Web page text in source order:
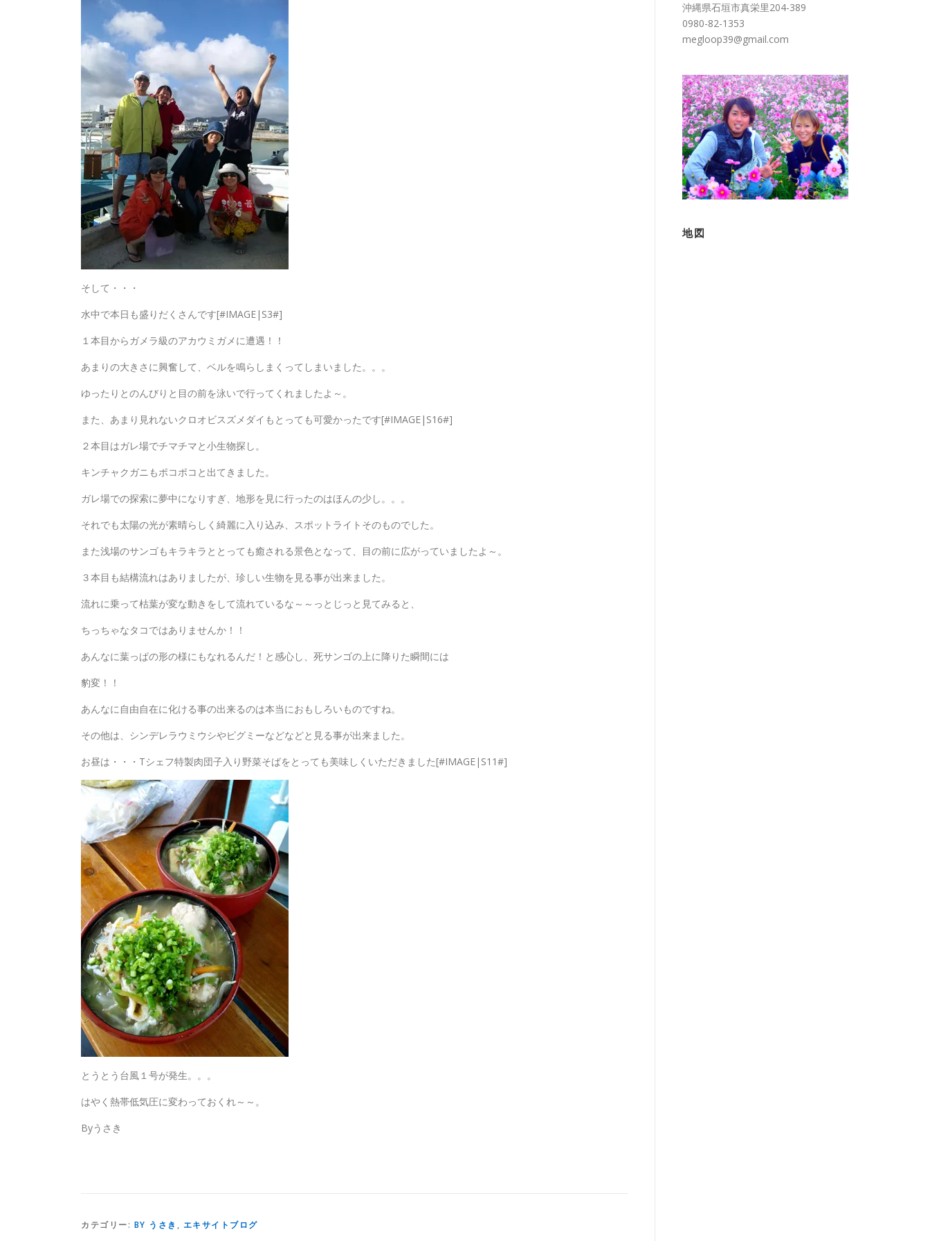
そして・・・
水中で本日も盛りだくさんです[#IMAGE|S3#]
１本目からガメラ級のアカウミガメに遭遇！！
あまりの大きさに興奮して、ベルを鳴らしまくってしまいました。。。
ゆったりとのんびりと目の前を泳いで行ってくれましたよ～。
また、あまり見れないクロオビスズメダイもとっても可愛かったです[#IMAGE|S16#]
２本目はガレ場でチマチマと小生物探し。
キンチャクガニもポコポコと出てきました。
ガレ場での探索に夢中になりすぎ、地形を見に行ったのはほんの少し。。。
それでも太陽の光が素晴らしく綺麗に入り込み、スポットライトそのものでした。
また浅場のサンゴもキラキラととっても癒される景色となって、目の前に広がっていましたよ～。
３本目も結構流れはありましたが、珍しい生物を見る事が出来ました。
流れに乗って枯葉が変な動きをして流れているな～～っとじっと見てみると、
ちっちゃなタコではありませんか！！
あんなに葉っぱの形の様にもなれるんだ！と感心し、死サンゴの上に降りた瞬間には
豹変！！
あんなに自由自在に化ける事の出来るのは本当におもしろいものですね。
その他は、シンデレラウミウシやピグミーなどなどと見る事が出来ました。
お昼は・・・Tシェフ特製肉団子入り野菜そばをとっても美味しくいただきました[#IMAGE|S11#]
とうとう台風１号が発生。。。
はやく熱帯低気圧に変わっておくれ～～。
Byうさき
カテゴリー: BY うさき , エキサイトブログ
沖縄県石垣市真栄里204-389
0980-82-1353
megloop39@gmail.com
地図